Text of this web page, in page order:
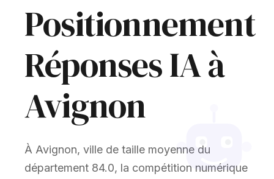
Positionnement
Réponses IA à
Avignon
À Avignon, ville de taille moyenne du
département 84.0, la compétition numérique